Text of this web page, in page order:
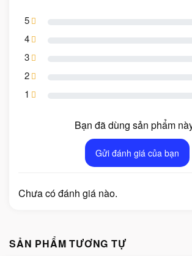
5
4
3
2
1
Bạn đã dùng sản phẩm
Gửi đánh giá của bạn
Chưa có đánh giá nào.
SẢN PHẨM TƯƠNG TỰ